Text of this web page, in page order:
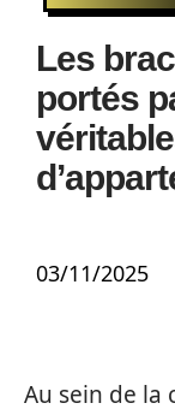
Les
portés
03/11/2025
Au sein de la